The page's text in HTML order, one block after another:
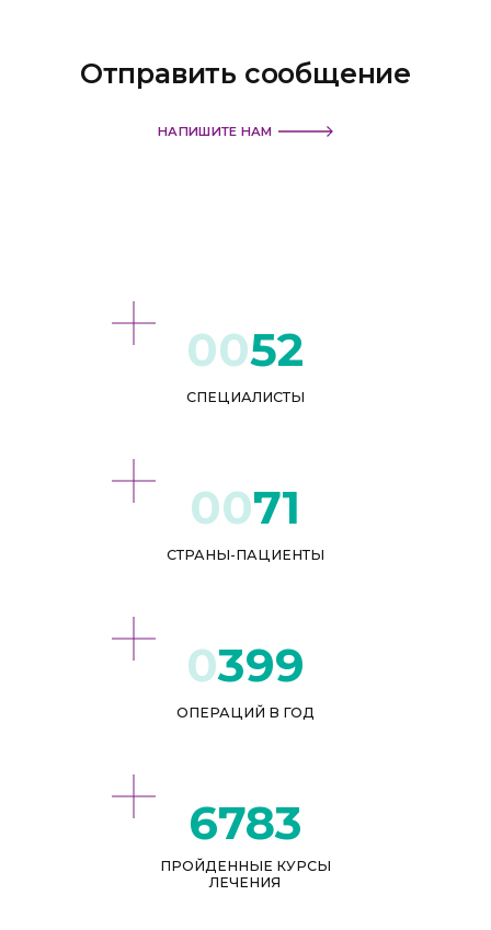
Отправить сообщение
НАПИШИТЕ НАМ
52
СПЕЦИАЛИСТЫ
71
СТРАНЫ-ПАЦИЕНТЫ
432
ОПЕРАЦИЙ В ГОД
8007
ПРОЙДЕННЫЕ КУРСЫ
ЛЕЧЕНИЯ